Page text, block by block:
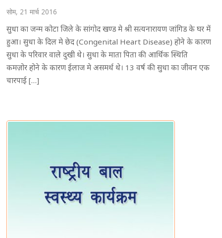
सोम, 21 मार्च 2016
सुधा का जन्म कोटा जिले के सांगोद खण्ड मे श्री सत्यनारायण जांगिड के घर में
हुआ। सुधा के दिल मे छेद (Congenital Heart Disease) होने के कारण
सुधा के परिवार वाले दुखी थे। सुधा के माता पिता की आर्थिक स्थिति
कमज़ोर होने के कारण ईलाज मे असमर्थ थे। 13 वर्ष की सुधा का जीवन एक
चारपाई […]